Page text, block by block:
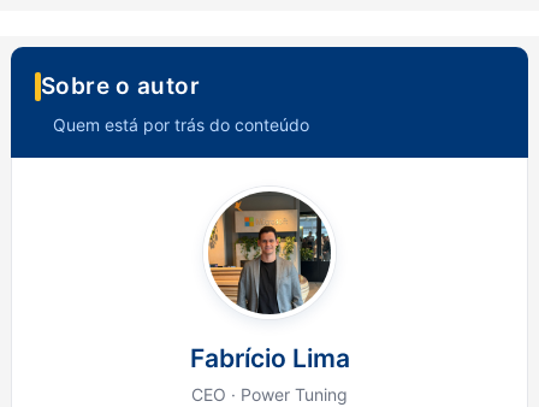
Sobre o autor
Quem está por trás do conteúdo
Fabrício Lima
CEO · Power Tuning